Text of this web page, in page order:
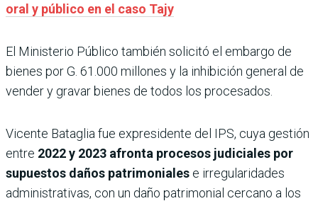
oral y público en el caso Tajy
El Ministerio Público también solicitó el embargo de
bienes por G. 61.000 millones y la inhibición general de
vender y gravar bienes de todos los procesados.
Vicente Bataglia fue expresidente del IPS, cuya gestión
entre 2022 y 2023 afronta procesos judiciales por
supuestos daños patrimoniales e irregularidades
administrativas, con un daño patrimonial cercano a los